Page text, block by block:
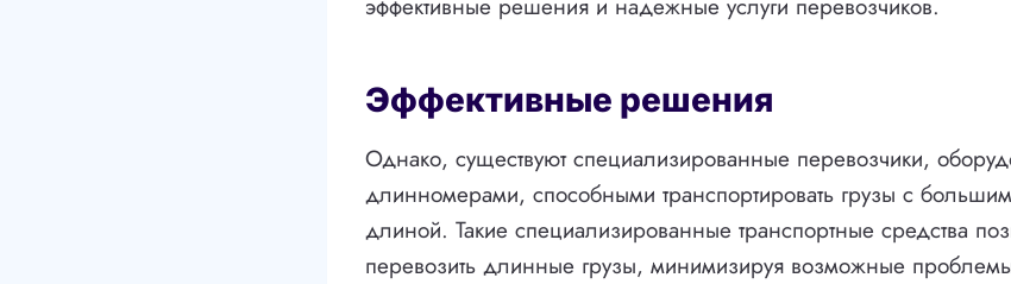
эффективные решения и надежные услуги перевозчиков.
Эффективные решения
Однако, существуют специализированные перевозчики,
длинномерами, способными транспортировать грузы с
длиной. Такие специализированные транспортные средства
перевозить длинные грузы, минимизируя возможные